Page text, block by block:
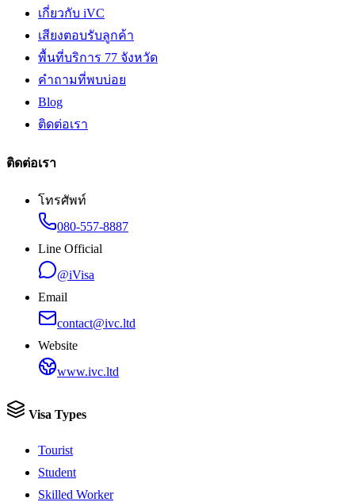
เกี่ยวกับ iVC
เสียงตอบรับลูกค้า
พื้นที่บริการ 77 จังหวัด
คำถามที่พบบ่อย
Blog
ติดต่อเรา
ติดต่อเรา
โทรศัพท์
080-557-8887
Line Official
@iVisa
Email
contact@ivc.ltd
Website
www.ivc.ltd
Visa Types
Tourist
Student
Skilled Worker